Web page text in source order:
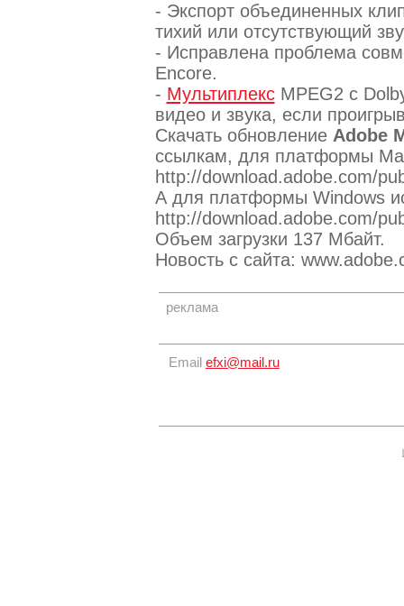
- Экспорт объединенных
тихий или отсутствующий
- Исправлена проблема
Encore.
- МультиплексMPEG2 с
видео и звука, если
Скачать обновление Adobe
ссылкам, для платформы
http://download.adobe.com/
А для платформы Windows
http://download.adobe.com/
Объем загрузки 137 Мбайт.
Новость с сайта:
реклама
Email efxi@mail.ru